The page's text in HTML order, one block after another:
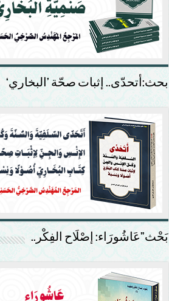
بحث:أتحدّى.. إثبات صحّة ’البخاري‘
بَحْث”عَاشُورَاء: إصْلَاح الفِكْر..